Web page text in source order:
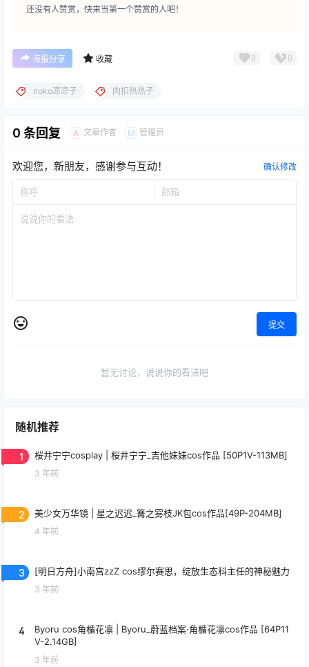
还没有人赞赏，快来当第一个赞赏的人吧！
海报分享 收藏 0 0
rioko凉凉子 肉扣热热子
0 条回复 A 文章作者 M 管理员
欢迎您，新朋友，感谢参与互动！ 确认修改
提交
暂无讨论，说说你的看法吧
随机推荐
1 桜井宁宁cosplay | 桜井宁宁_吉他妹妹cos作品 [50P1V-113MB]
3 年前
2 美少女万华镜 | 星之迟迟_篝之雾枝JK包cos作品[49P-204MB]
4 年前
3 [明日方舟]小南宫zzZ cos缪尔赛思，绽放生态科主任的神秘魅力
3 年前
4
Byoru cos角楯花凛 | Byoru_蔚蓝档案·角楯花凛cos作品 [64P11
V-2.14GB]
3 年前